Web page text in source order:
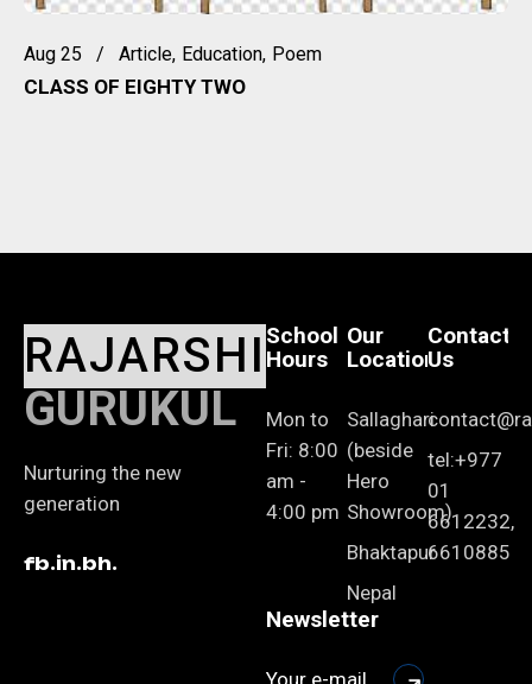
Aug 25 Article Education Poem
CLASS OF EIGHTY TWO
RAJARSHI
GURUKUL
Nurturing the new
generation
fb.in.bh.
School
Hours
Mon to
Fri: 8:00
am -
4:00 pm
Our
Location
Sallaghari
(beside
Hero
Showroom)
Bhaktapur
Nepal
Contact
Us
tel:+977
01
6612232,
6610885
Newsletter